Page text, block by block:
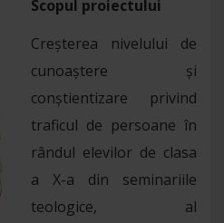
Scopul proiectului
Creșterea nivelului de
cunoaștere și
conștientizare privind
traficul de persoane în
rândul elevilor de clasa
a X-a din seminariile
teologice, al